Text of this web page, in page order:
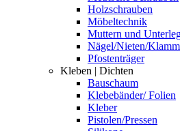
Holzschrauben
Möbeltechnik
Muttern und
Nägel/Nieten/
Pfostenträger
Kleben | Dichten
Bauschaum
Klebebänder/ Folien
Kleber
Pistolen/Pressen